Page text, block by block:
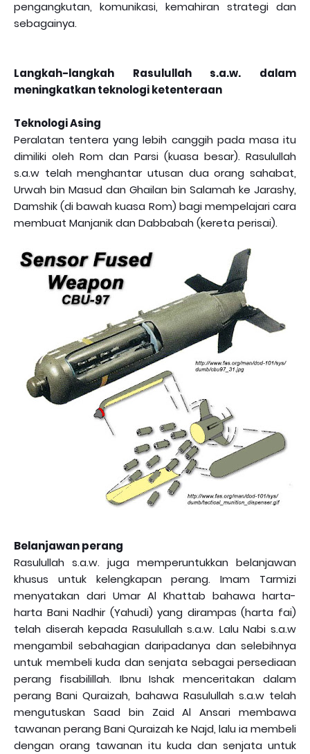
pengangkutan, komunikasi, kemahiran strategi dan
sebagainya.
Langkah-langkah Rasulullah s.a.w. dalam
meningkatkan teknologi ketenteraan
Teknologi Asing
Peralatan tentera yang lebih canggih pada masa itu
dimiliki oleh Rom dan Parsi (kuasa besar). Rasulullah
s.a.w telah menghantar utusan dua orang sahabat,
Urwah bin Masud dan Ghailan bin Salamah ke Jarashy,
Damshik (di bawah kuasa Rom) bagi mempelajari cara
membuat Manjanik dan Dabbabah (kereta perisai).
Belanjawan perang
Rasulullah s.a.w. juga memperuntukkan belanjawan
khusus untuk kelengkapan perang. Imam Tarmizi
menyatakan dari Umar Al Khattab bahawa harta-
harta Bani Nadhir (Yahudi) yang dirampas (harta fai)
telah diserah kepada Rasulullah s.a.w. Lalu Nabi s.a.w
mengambil sebahagian daripadanya dan selebihnya
untuk membeli kuda dan senjata sebagai persediaan
perang fisabilillah. Ibnu Ishak menceritakan dalam
perang Bani Quraizah, bahawa Rasulullah s.a.w telah
mengutuskan Saad bin Zaid Al Ansari membawa
tawanan perang Bani Quraizah ke Najd, lalu ia membeli
dengan orang tawanan itu kuda dan senjata untuk